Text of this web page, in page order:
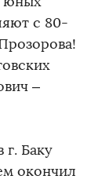
с 80-
–
г. Баку
окончил